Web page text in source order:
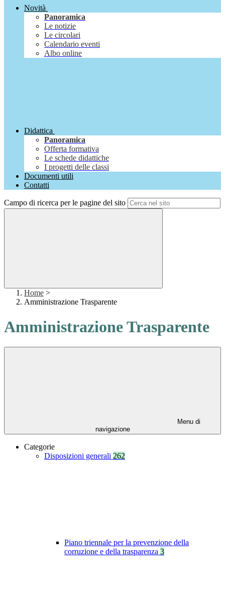
Novità
Panoramica
Le notizie
Le circolari
Calendario eventi
Albo online
Didattica
Panoramica
Offerta formativa
Le schede didattiche
I progetti delle classi
Documenti utili
Contatti
Campo di ricerca per le pagine del sito
Home >
Amministrazione Trasparente
Amministrazione Trasparente
Menu di
navigazione
Categorie
Disposizioni generali 262
Piano triennale per la prevenzione della
corruzione e della trasparenza 3